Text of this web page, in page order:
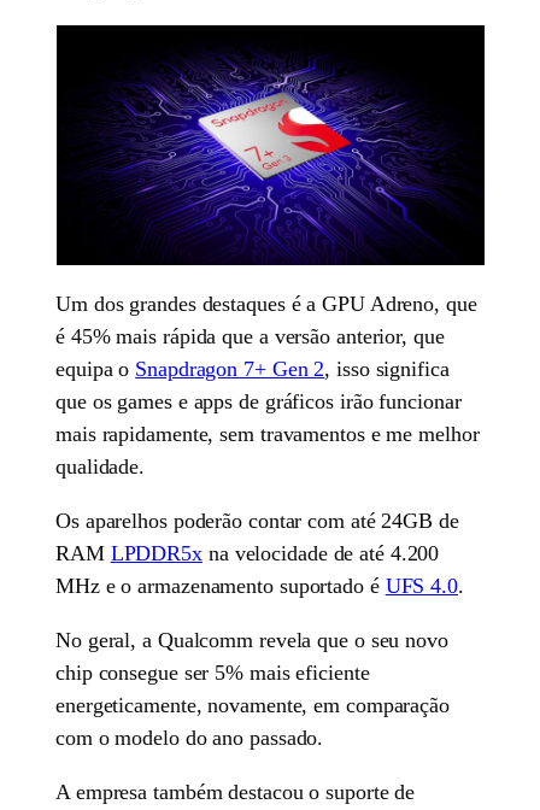
Um dos grandes destaques é a GPU Adreno, que
é 45% mais rápida que a versão anterior, que
equipa o Snapdragon 7+ Gen 2, isso significa
que os games e apps de gráficos irão funcionar
mais rapidamente, sem travamentos e me melhor
qualidade.
Os aparelhos poderão contar com até 24GB de
RAM LPDDR5x na velocidade de até 4.200
MHz e o armazenamento suportado é UFS 4.0.
No geral, a Qualcomm revela que o seu novo
chip consegue ser 5% mais eficiente
energeticamente, novamente, em comparação
com o modelo do ano passado.
A empresa também destacou o suporte de